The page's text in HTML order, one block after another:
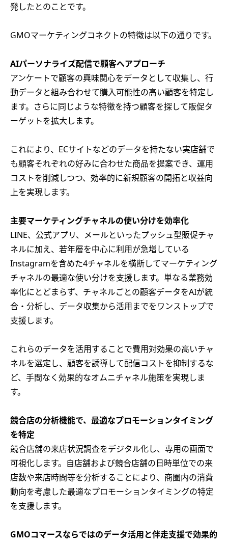
発したとのことです。
GMOマーケティングコネクトの特徴は以下の通りです。
AIパーソナライズ配信で顧客へアプローチ
アンケートで顧客の興味関心をデータとして収集し、行
動データと組み合わせて購入可能性の高い顧客を特定し
ます。さらに同じような特徴を持つ顧客を探して販促タ
ーゲットを拡大します。
これにより、ECサイトなどのデータを持たない実店舗で
も顧客それぞれの好みに合わせた商品を提案でき、運用
コストを削減しつつ、効率的に新規顧客の開拓と収益向
上を実現します。
主要マーケティングチャネルの使い分けを効率化
LINE、公式アプリ、メールといったプッシュ型販促チャ
ネルに加え、若年層を中心に利用が急増している
Instagramを含めた4チャネルを横断してマーケティング
チャネルの最適な使い分けを支援します。単なる業務効
率化にとどまらず、チャネルごとの顧客データをAIが統
合・分析し、データ収集から活用までをワンストップで
支援します。
これらのデータを活用することで費用対効果の高いチャ
ネルを選定し、顧客を誘導して配信コストを抑制するな
ど、手間なく効果的なオムニチャネル施策を実現しま
す。
競合店の分析機能で、最適なプロモーションタイミング
を特定
競合店舗の来店状況調査をデジタル化し、専用の画面で
可視化します。自店舗および競合店舗の日時単位での来
店数や来店時間等を分析することにより、商圏内の消費
動向を考慮した最適なプロモーションタイミングの特定
を支援します。
GMOコマースならではのデータ活用と伴走支援で効果的